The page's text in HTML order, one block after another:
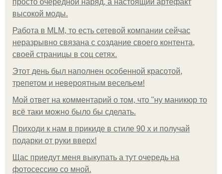
просто очередной наряд, а настоящий артефакт
высокой моды.
Работа в MLM, то есть сетевой компании сейчас
неразрывно связана с создание своего контента,
своей страницы в соц сетях.
Этот день был наполнен особенной красотой,
трепетом и невероятным весельем!
Мой ответ на комментарий о том, что "ну маникюр то
всё таки можно было бы сделать.
Приходи к нам в прикиде в стиле 90 х и получай
подарки от руки вверх!
Щас приедут меня выкупать а тут очередь на
фотосессию со мной.